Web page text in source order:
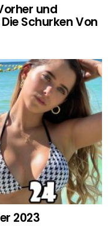
und
Schurken Von
2023